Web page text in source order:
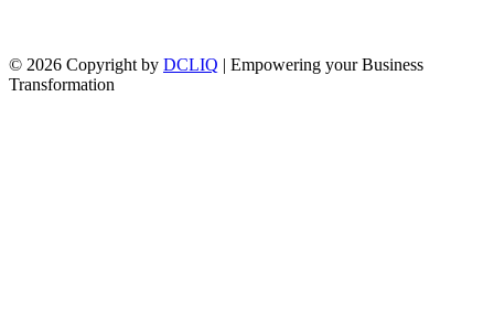
© 2026 Copyright by DCLIQ | Empowering your Business
Transformation